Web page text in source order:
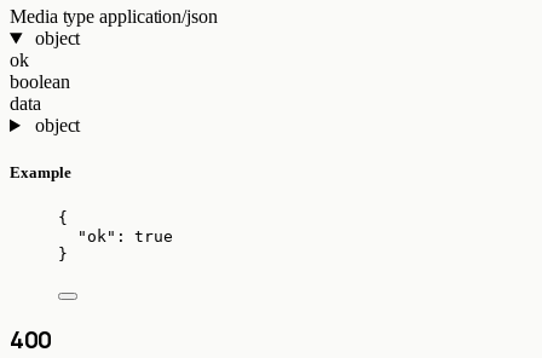
Media type application/json
object
ok
boolean
data
object
Example
{
"ok" : true
}
400